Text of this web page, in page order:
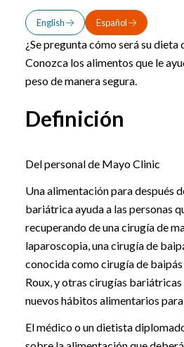
English Español
¿Se pregunta cómo será su dieta
Conozca los alimentos que le
peso de manera segura.
Definición
Del personal de Mayo Clinic
Una alimentación para después
bariátrica ayuda a las personas
recuperando de una cirugía de
laparoscopia, una cirugía de
conocida como cirugía de
Roux, y otras cirugías
nuevos hábitos alimentarios
El médico o un dietista